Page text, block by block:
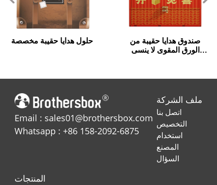
حلول هدايا حقيبة مخصصة
صندوق هدايا حقيبة من
الورق المقوى لا ينسى
Email : sales01@brothersbox.com
Whatsapp : +86 158-2092-6875
ملف الشركة
اتصل بنا
التخصيص
استخدام
المصنع
السؤال
المنتجات